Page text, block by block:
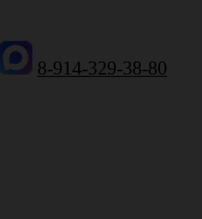
8-914-329-38-80